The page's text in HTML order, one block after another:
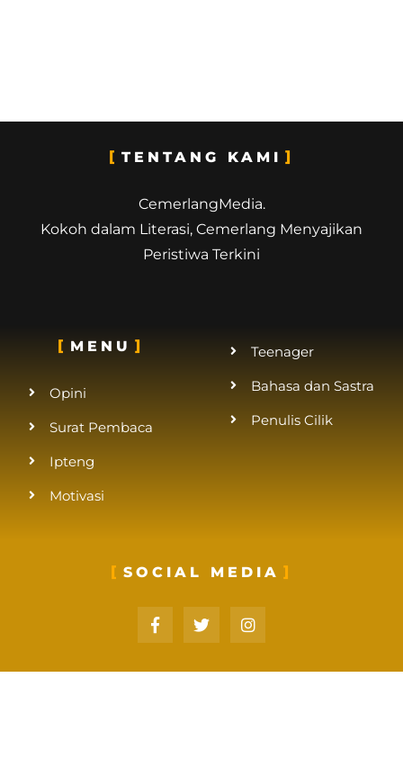
TENTANG KAMI
CemerlangMedia.
Kokoh dalam Literasi, Cemerlang Menyajikan
Peristiwa Terkini
MENU
Opini
Surat Pembaca
Ipteng
Motivasi
Teenager
Bahasa dan Sastra
Penulis Cilik
SOCIAL MEDIA